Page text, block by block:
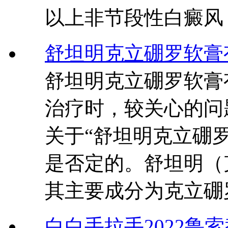
以上非节段性白癜
舒坦明克立硼罗软
舒坦明克立硼罗软
治疗时，较关心的
关于“舒坦明克立硼
是否定的。舒坦明
其主要成分为克立